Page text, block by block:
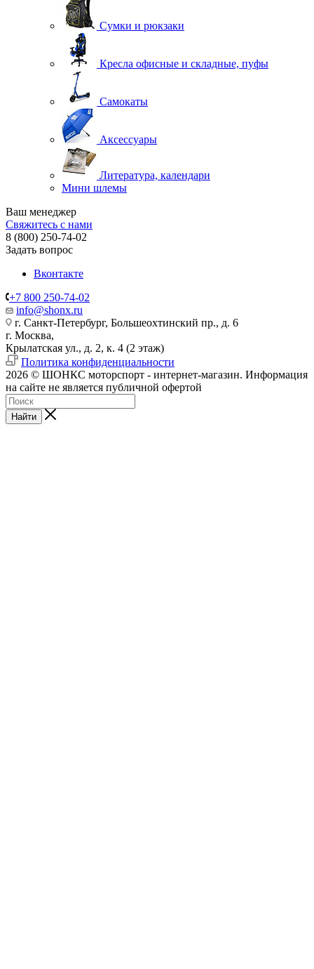
Сумки и рюкзаки
Кресла офисные и складные, пуфы
Самокаты
Аксессуары
Литература, календари
Мини шлемы
Ваш менеджер
Свяжитесь с нами
8 (800) 250-74-02
Задать вопрос
Вконтакте
+7 800 250-74-02
info@shonx.ru
г. Санкт-Петербург, Большеохтинский пр., д. 6
г. Москва,
Крылатская ул., д. 2, к. 4 (2 этаж)
Политика конфиденциальности
2026 © ШОНКС моторспорт - интернет-магазин. Информация
на сайте не является публичной офертой
Найти